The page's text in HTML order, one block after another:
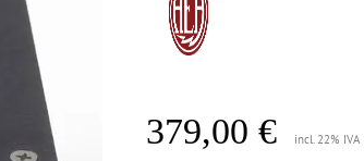
379,00 € incl. 22% IVA